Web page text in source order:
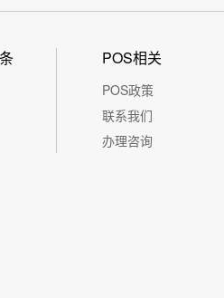
POS相关
POS政策
联系我们
办理咨询